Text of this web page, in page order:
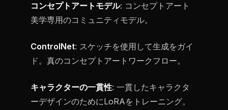
コンセプトアートモデル: コンセプトアート
美学専用のコミュニティモデル。
ControlNet: スケッチを使用して生成をガイ
ド。真のコンセプトアートワークフロー。
キャラクターの一貫性: 一貫したキャラクタ
ーデザインのためにLoRAをトレーニング。